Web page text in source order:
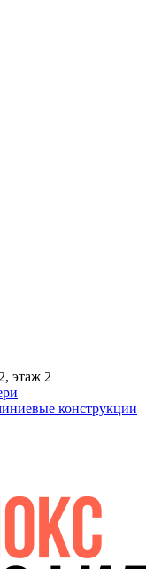
этаж 2
конструкции